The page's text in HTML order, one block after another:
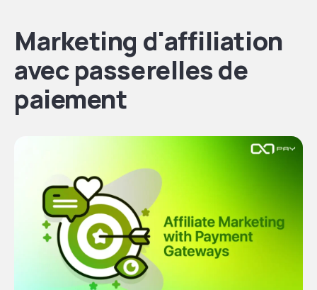
Marketing d'affiliation
avec passerelles de
paiement